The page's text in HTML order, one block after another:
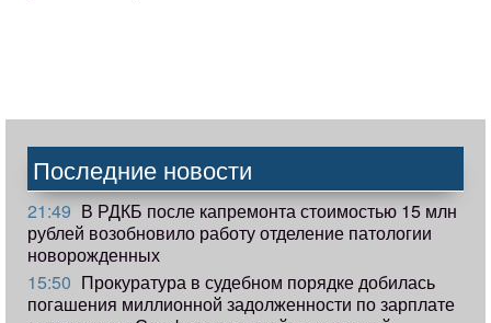
Последние новости
21:49 В РДКБ после капремонта стоимостью 15 млн
рублей возобновило работу отделение патологии
новорожденных
15:50 Прокуратура в судебном порядке добилась
погашения миллионной задолженности по зарплате